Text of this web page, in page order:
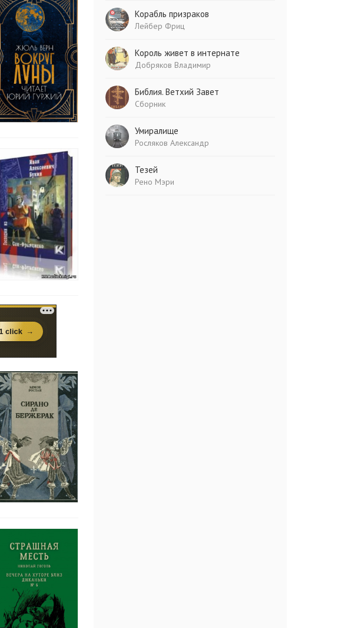
Корабль призраков
Лейбер Фриц
Король живет в интернате
Добряков Владимир
Библия. Ветхий Завет
Сборник
Умиралище
Росляков Александр
Тезей
Рено Мэри